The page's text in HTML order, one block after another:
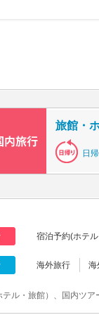
旅館・
日
宿泊予約(ホテ
海外旅行 海
テル・旅館）、国内ツ